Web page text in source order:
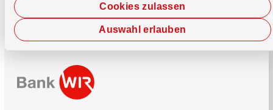
Cookies zulassen
Auswahl erlauben